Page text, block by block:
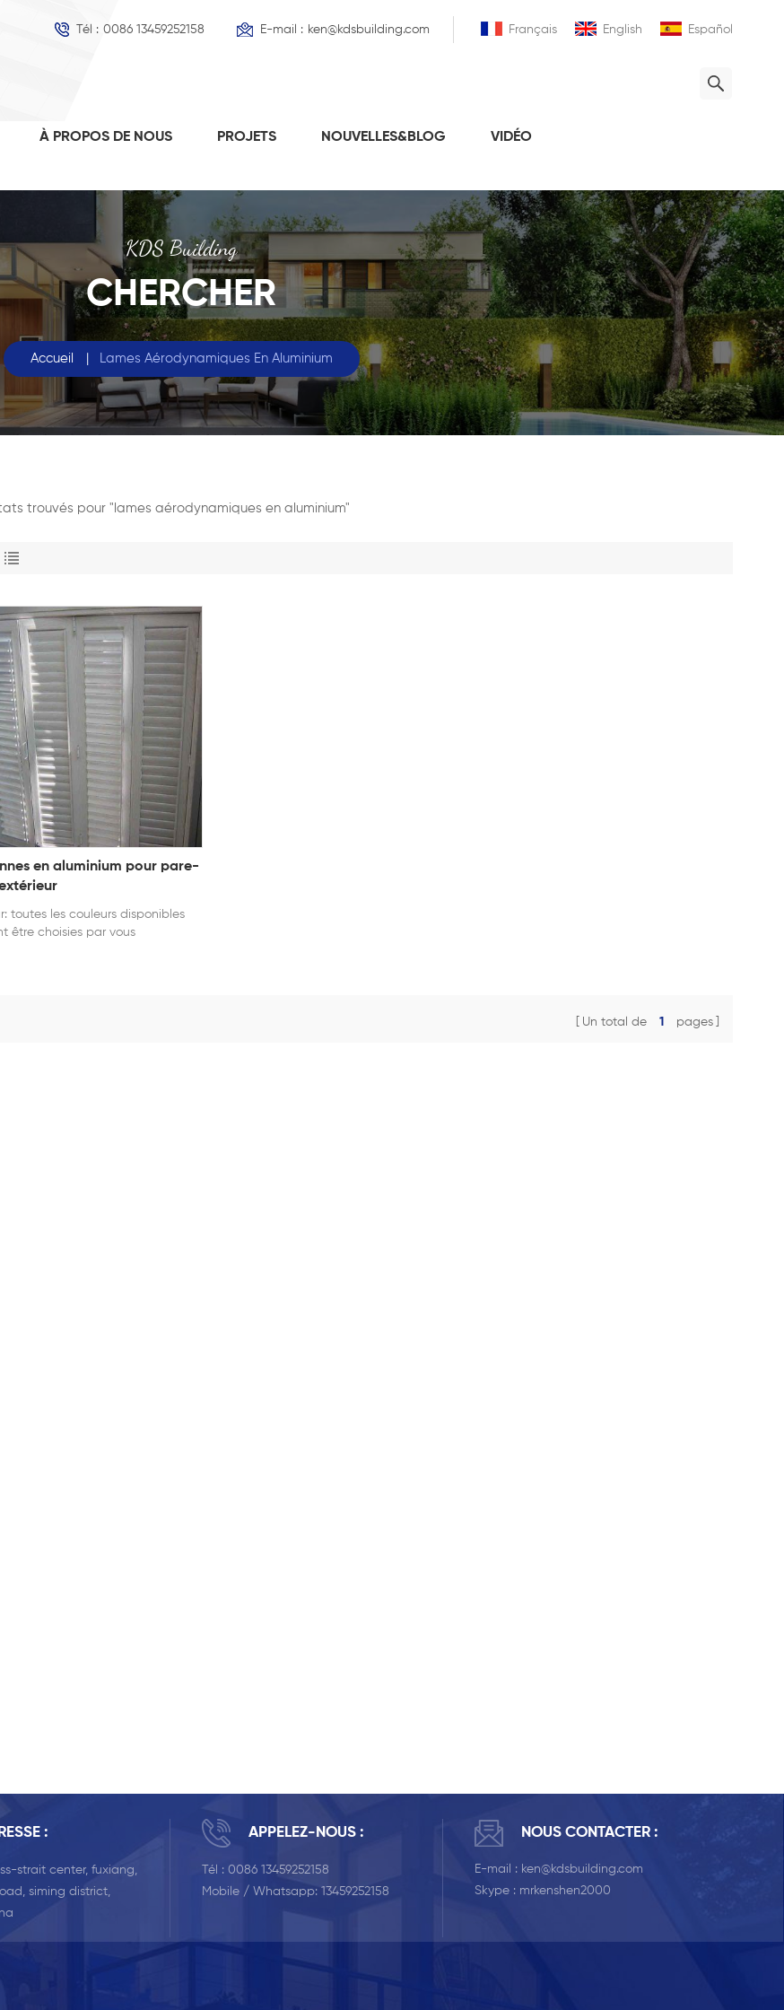
Français English Español
Tél : 0086 13459252158 E-mail : ken@kdsbuilding.com
À PROPOS DE NOUS PROJETS NOUVELLES&BLOG VIDÉO
KDS Building
CHERCHER
Accueil | Lames Aérodynamiques En Aluminium
trouvés pour "lames aérodynamiques en aluminium"
en aluminium pour pare-
toutes les couleurs disponibles
être choisies par vous
Un total de 1 pages
:
strait center, fuxiang,
siming district,
APPELEZ-NOUS :
Tél :0086 13459252158
Mobile / Whatsapp:13459252158
NOUS CONTACTER :
E-mail : ken@kdsbuilding.com
Skype : mrkenshen2000